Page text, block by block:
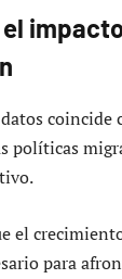
coincide
políticas
el
para